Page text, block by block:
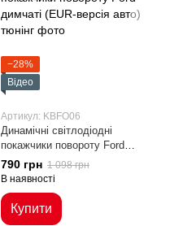
−28%
Відео
Артикул: KBFO06
Динамічні світлодіодні
покажчики повороту Ford
димчаті (EUR-версія авто)
790 грн 1 098 грн
В наявності
Купити